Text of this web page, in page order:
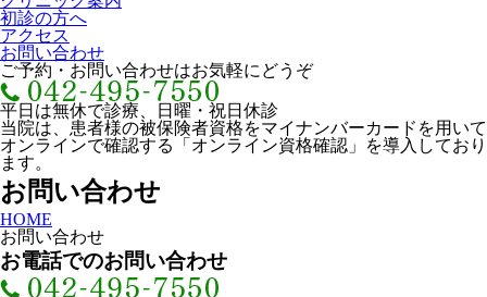
初診の方へ
アクセス
お問い合わせ
ご予約・お問い合わせはお気軽にどうぞ
平日は無休で診療、日曜・祝日休診
当院は、患者様の被保険者資格をマイナンバーカードを用いて
オンラインで確認する「オンライン資格確認」を導入しており
ます。
お問い合わせ
HOME
お問い合わせ
お電話でのお問い合わせ